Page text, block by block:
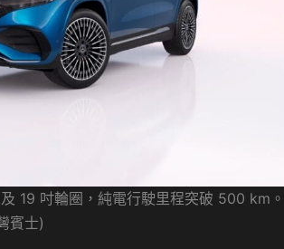
19 吋輪圈，純電行駛里程突破 500 km。
賓士)